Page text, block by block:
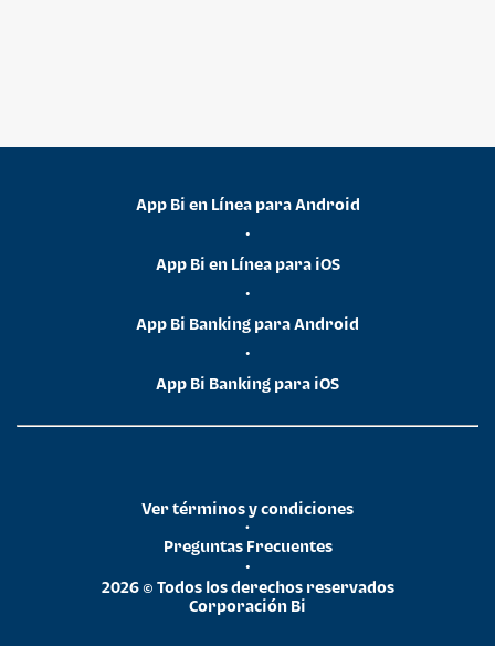
App Bi en Línea para Android
•
App Bi en Línea para iOS
•
App Bi Banking para Android
•
App Bi Banking para iOS
2026 © Todos los derechos reservados
Corporación Bi
•
Preguntas Frecuentes
•
Ver términos y condiciones